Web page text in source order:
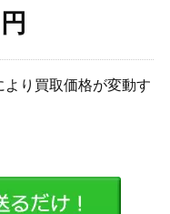
り買取価格が変動す